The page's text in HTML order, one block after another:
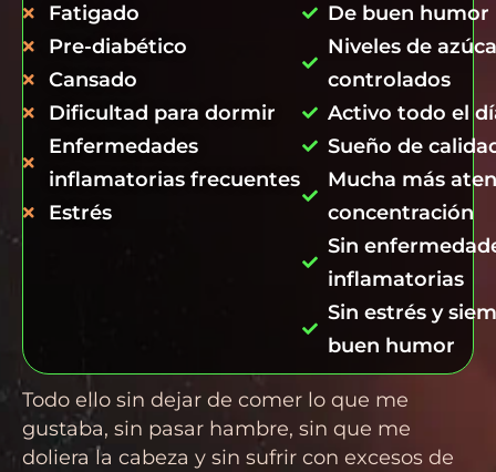
Fatigado
Pre-diabético
Cansado
Dificultad para dormir
Enfermedades
inflamatorias frecuentes
Estrés
De buen humor
Niveles de
controlados
Activo todo el
Sueño de
Mucha más
concentración
Sin
inflamatorias
Sin estrés y
buen humor
Todo ello sin dejar de comer lo que me
gustaba, sin pasar hambre, sin que me
doliera la cabeza y sin sufrir con excesos de